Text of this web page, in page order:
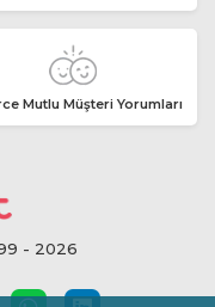
Mutlu Müşteri Yorumları
- 2026